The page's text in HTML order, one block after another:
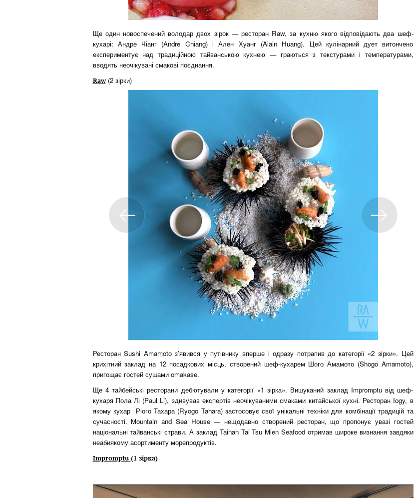
Ще один новоспечений володар двох зірок — ресторан Raw, за кухню якого відповідають два шеф-
кухарі: Андре Чіанг (Andre Chiang) і Ален Хуанг (Alain Huang). Цей кулінарний дует витончено
експериментує над традиційною тайванською кухнею — граються з текстурами і температурами,
вводять неочікувані смакові поєднання.
Raw (2 зірки)
Ресторан Sushi Amamoto з’явився у путівнику вперше і одразу потрапив до категорії «2 зірки». Цей
крихітний заклад на 12 посадкових місць, створений шеф-кухарем Шого Амамото (Shogo Amamoto),
пригощає гостей сушами omakase.
Ще 4 тайбейські ресторани дебютували у категорії «1 зірка». Вишуканий заклад Impromptu від шеф-
кухаря Пола Лі (Paul Li), здивував експертів неочікуваними смаками китайської кухні. Ресторан Iogy, в
якому кухар Ріого Тахара (Ryogo Tahara) застосовує свої унікальні техніки для комбінації традицій та
сучасності. Mountain and Sea House — нещодавно створений ресторан, що пропонує увазі гостей
національні тайванські страви. А заклад Tainan Tai Tsu Mien Seafood отримав широке визнання завдяки
неабиякому асортименту морепродуктів.
Impromptu (1 зірка)